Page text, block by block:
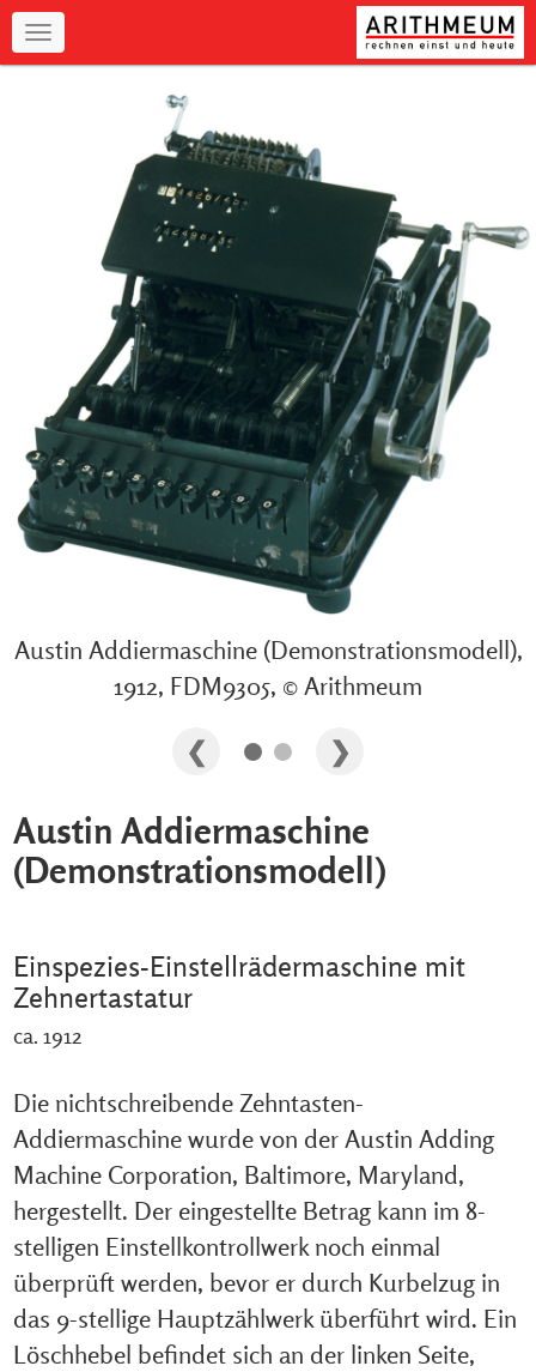
Navigation
Austin Addiermaschine (Demonstrationsmodell),
1912, FDM9305, © Arithmeum
Austin Addiermaschine
(Demonstrationsmodell)
Einspezies-Einstellrädermaschine mit
Zehnertastatur
ca. 1912
Die nichtschreibende Zehntasten-
Addiermaschine wurde von der Austin Adding
Machine Corporation, Baltimore, Maryland,
hergestellt. Der eingestellte Betrag kann im 8-
stelligen Einstellkontrollwerk noch einmal
überprüft werden, bevor er durch Kurbelzug in
das 9-stellige Hauptzählwerk überführt wird. Ein
Löschhebel befindet sich an der linken Seite,